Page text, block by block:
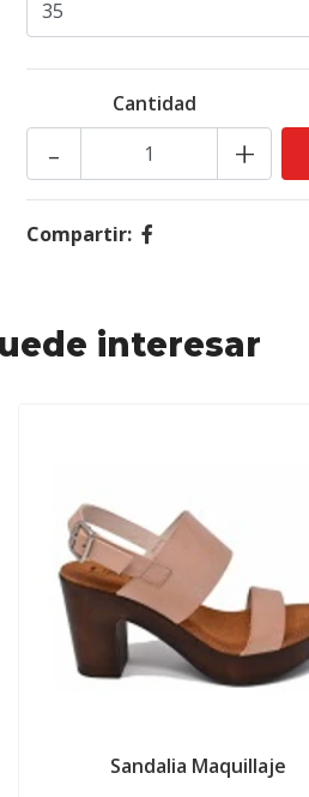
Cantidad
+
-
Compartir:
interesar
Sandalia Maquillaje